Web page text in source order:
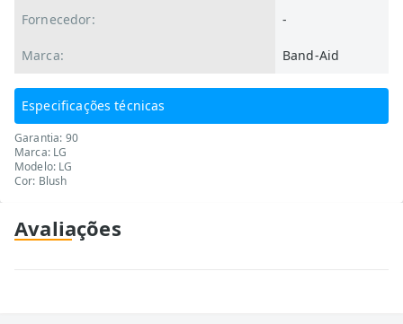
Fornecedor: -
Marca: Band-Aid
Especificações técnicas
Garantia: 90
Marca: LG
Modelo: LG
Cor: Blush
Avaliações